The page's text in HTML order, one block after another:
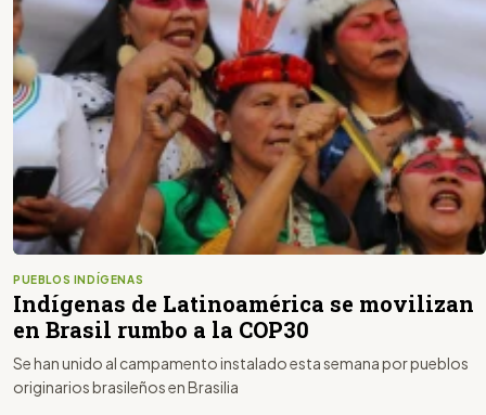
PUEBLOS INDÍGENAS
Indígenas de Latinoamérica se movilizan
en Brasil rumbo a la COP30
Se han unido al campamento instalado esta semana por pueblos
originarios brasileños en Brasilia